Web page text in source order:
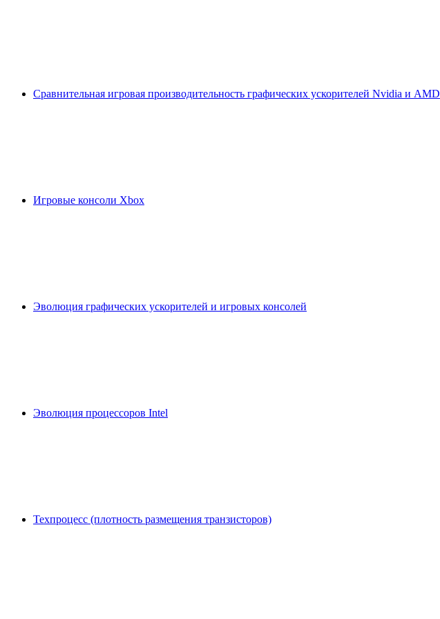
Сравнительная игровая производительность графических ускорителей Nvidia и AMD
Игровые консоли Xbox
Эволюция графических ускорителей и игровых консолей
Эволюция процессоров Intel
Техпроцесс (плотность размещения транзисторов)